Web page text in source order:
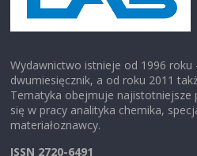
Wydawnictwo istnieje od 1996 roku
dwumiesięcznik, a od roku 2011
Tematyka obejmuje najistotniejsze
się w pracy analityka chemika,
materiałoznawcy.
ISSN 2720-6491